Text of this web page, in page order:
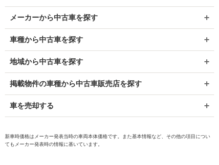
メーカーから中古車を探す
車種から中古車を探す
地域から中古車を探す
掲載物件の車種から中古車販売店を探す
車を売却する
新車時価格はメーカー発表当時の車両本体価格です。また基本情報など、その他の項目につい
てもメーカー発表時の情報に基いています。